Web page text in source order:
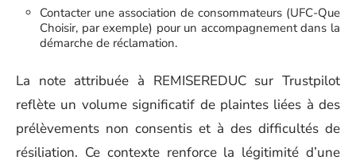
Contacter une association de consommateurs (UFC-Que
Choisir, par exemple) pour un accompagnement dans la
démarche de réclamation.
La note attribuée à REMISEREDUC sur Trustpilot
reflète un volume significatif de plaintes liées à des
prélèvements non consentis et à des difficultés de
résiliation. Ce contexte renforce la légitimité d’une